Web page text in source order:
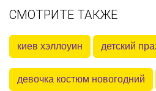
СМОТРИТЕ ТАКЖЕ
киев хэллоуин детский
девочка костюм новогодний